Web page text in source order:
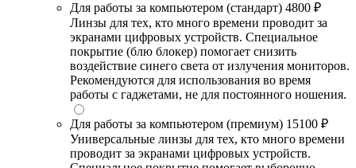
Для работы за компьютером (стандарт) 4800 ₽
Линзы для тех, кто много времени проводит за
экранами цифровых устройств. Специальное
покрытие (блю блокер) помогает снизить
воздействие синего света от излучения мониторов.
Рекомендуются для использования во время
работы с гаджетами, не для постоянного ношения.
Для работы за компьютером (премиум) 15100 ₽
Универсальные линзы для тех, кто много времени
проводит за экранами цифровых устройств.